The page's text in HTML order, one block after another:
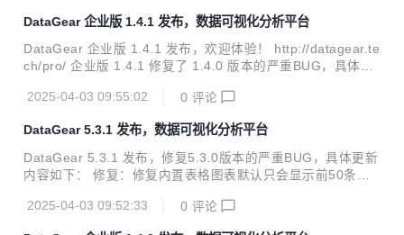
用于在看板中展示数据源中的图片等二进制数据； 新增：HT
TP/JSON数据集新增附加数据功能，可设置从数据源中读取更
多有用数据； 新增：图表JS对象新增忽略加载指定数据集结
果的API，可更灵活控制数据加载粒度； 新增：图表插件新增
数据集标记功能，为定义多结构数据集图表插件提供支持； 新
DataGear 企业版 1.4.1 发布，数据可视化分析平台
DataGear 企业版 1.4.1 发布，欢迎体验！ http://datagear.te
ch/pro/ 企业版 1.4.1 修复了 1.4.0 版本的严重BUG，具体更
源版)：修复内置表格图表默认只会显示前50条数据的BUG；
包括： MySQL及更多部署数据库支持、MQTT/WebSocket/R
edis/MongoDB数据集、组织机构管理、 OAuth2.0/CAS/JW
T/LDAP统一登录集成、集群部署、系统备份与还原、更细粒
2025-04-03 09:55:02 0 评论
DataGear 5.3.1 发布，数据可视化分析平台
DataGear 5.3.1 发布，修复5.3.0版本的严重BUG，具体更新
内容如下： 修复：修复内置表格图表默认只会显示前50条数
ttp://datagear.tech/pro/ DataGear是一款开源免费的数据可
2025-04-03 09:52:33 0 评论